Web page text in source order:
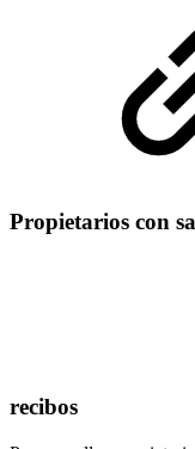
Propietarios con
recibos